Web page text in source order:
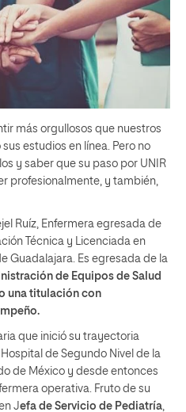
más orgullosos que nuestros
estudios en línea. Pero no
y saber que su paso por UNIR
profesionalmente, y también,
Ruíz, Enfermera egresada de
Técnica y Licenciada en
Guadalajara. Es egresada de la
de Equipos de Salud
una titulación con
que inició su trayectoria
de Segundo Nivel de la
de México y desde entonces
operativa. Fruto de su
Jefa de Servicio de Pediatría